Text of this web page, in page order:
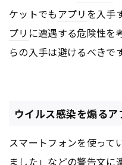
ケットでもアプリ を入手
プリ に遭遇する危険性を
らの入手は避けるべきです
ウイルス感染を煽る
スマートフォンを使って
ました」などの警告文に